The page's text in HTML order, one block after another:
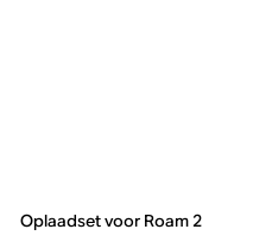
Oplaadset voor Roam 2